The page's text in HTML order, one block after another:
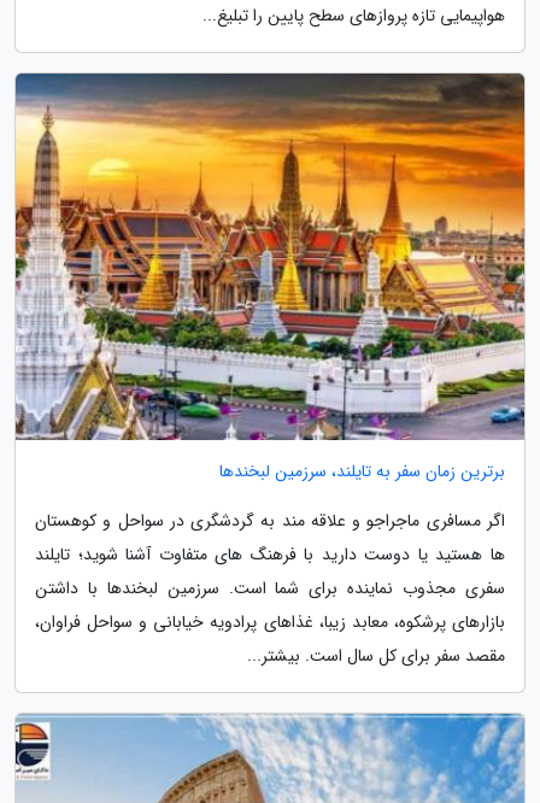
هواپیمایی تازه پروازهای سطح پایین را تبلیغ...
برترین زمان سفر به تایلند، سرزمین لبخندها
اگر مسافری ماجراجو و علاقه مند به گردشگری در سواحل و کوهستان
ها هستید یا دوست دارید با فرهنگ های متفاوت آشنا شوید؛ تایلند
سفری مجذوب نماینده برای شما است. سرزمین لبخندها با داشتن
بازارهای پرشکوه، معابد زیبا، غذاهای پرادویه خیابانی و سواحل فراوان،
مقصد سفر برای کل سال است. بیشتر...